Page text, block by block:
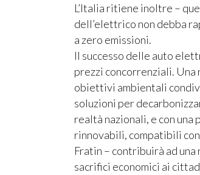
L’Italia ritiene inoltre –
dell’elettrico non debba
a zero emissioni.
Il successo delle auto
prezzi concorrenziali.
obiettivi ambientali
soluzioni per
realtà nazionali, e con una
rinnovabili, compatibili
Fratin – contribuirà ad
sacrifici economici ai